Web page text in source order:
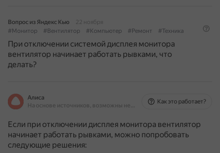
Вопрос из Яндекс Кью
22 ноября
#Монитор
#Вентилятор #Компьютер #Ремонт #Техника
При отключении системой дисплея монитора
вентилятор начинает работать рывками, что
делать?
Алиса
На основе источников, возможны неточности
Как это работает?
Если при отключении дисплея монитора вентилятор
начинает работать рывками, можно попробовать
следующие решения: